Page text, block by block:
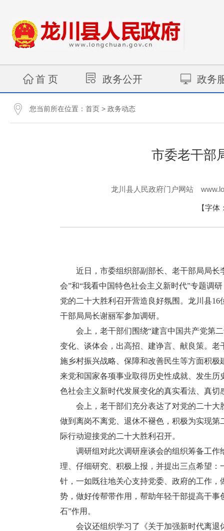
首 页 政务公开 政务
您当前所在位置： 首页 > 政务动态
市委老干部
龙川县人民政府门户网站
【字体
近日，市委组织部副部长、老干部局局长
会”和“我看中国特色社会主义新时代”专题调
党的二十大胜利召开营造良好氛围。龙川县
干部局局长谢丽军参加调研。
会上，老干部们围绕“建言中国共产党第二
变化、谈体会，出高招、建诤言、献良策。
施乡村振兴战略、保障和改善民生等方面积
来党和国家各项事业取得历史性成就、发生
色社会主义新时代发展变化的真实看法、真
会上，老干部们充分表达了对党的二十大
做到离岗不离党、退休不褪色，积极为实现
际行动迎接党的二十大胜利召开。
调研组对此次调研座谈会的组织筹备工作
理、仔细研究、积极上报，并提出三点希望
针，一如既往地关心支持党委、政府的工作
势，做好传帮带作用，帮助年轻干部提高干
石”作用。
会议还组织学习了《关于加强新时代离退